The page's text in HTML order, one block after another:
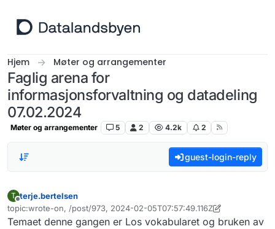
Hjem Møter og arrangementer
Faglig arena for
informasjonsforvaltning og datadeling
07.02.2024
Møter og arrangementer 5 2 4.2k 2
guest-login-reply
T
Frakoblet
terje.bertelsen
topic:wrote-on, /post/973, 2024-02-05T07:57:49.116Z
Sist endret av terje.bertelsen2. mai 2024, 08:17
Temaet denne gangen er Los vokabularet og bruken av